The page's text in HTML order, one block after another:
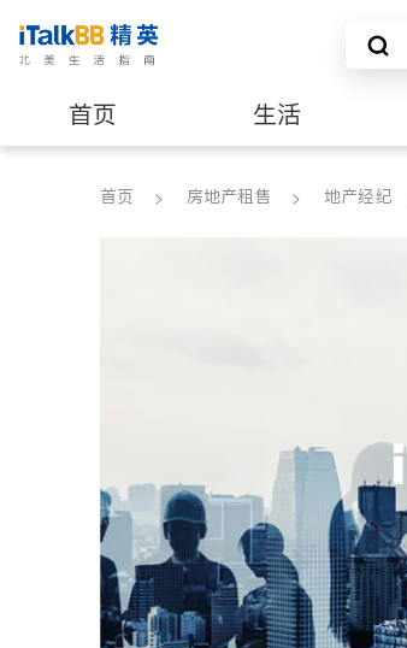
首页 生活
养老 非盈利组织
首页 房地产租售 地产经纪